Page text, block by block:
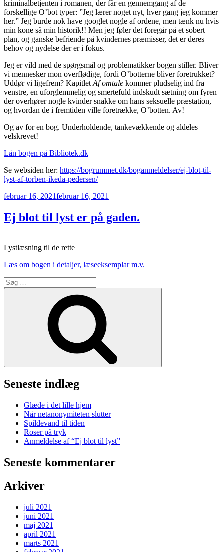
kriminalbetjenten i romanen, der får en gennemgang af de
forskellige O’bot typer: ”Jeg lærer noget nyt, hver gang jeg kommer
her.” Jeg burde nok have googlet nogle af ordene, men tænk nu hvis
min kone så min historik!! Men jeg føler det foregår på et sobert
plan, og ganske befriende på kvindernes præmisser, det er deres
behov og nydelse der er i fokus.
Jeg er vild med de spørgsmål og problematikker bogen stiller. Bliver
vi mennesker mon overflødige, fordi O’botterne bliver foretrukket?
Uddør vi ligefrem? Kapitlet Af omtale kommer pludselig ind fra
venstre, en uforglemmelig og smertefuld indskudt sætning om fyren
der overhører nogle kvinder snakke om hans seksuelle præstation,
og hvordan de i fremtiden ville foretrække, O’botten. Av!
Og av for en bog. Underholdende, tankevækkende og aldeles
velskrevet!
Lån bogen på Bibliotek.dk
Se websiden her: https://bogrummet.dk/boganmeldelser/ej-blot-til-
lyst-af-torben-ikeda-pedersen/
Udgivet
februar 16, 2021februar 16, 2021
Ej blot til lyst er på gaden.
Lystlæsning til de rette
Læs om bogen i detaljer, læseeksemplar m.v.
Søg
efter:
Seneste indlæg
Glæde i det lille hjem
Når netanonymiteten slutter
Spildevand til tiden
Roser på tryk
Anmeldelse af “Ej blot til lyst”
Seneste kommentarer
Arkiver
juli 2021
juni 2021
maj 2021
april 2021
marts 2021